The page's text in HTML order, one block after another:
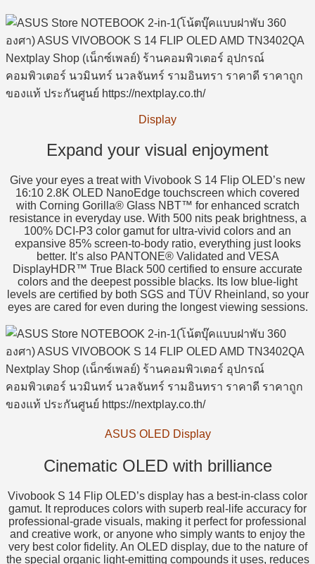
Display
Expand your visual enjoyment
Give your eyes a treat with Vivobook S 14 Flip OLED’s new
16:10 2.8K OLED NanoEdge touchscreen which covered
with Corning Gorilla® Glass NBT™ for enhanced scratch
resistance in everyday use. With 500 nits peak brightness, a
100% DCI-P3 color gamut for ultra-vivid colors and an
expansive 85% screen-to-body ratio, everything just looks
better. It’s also PANTONE® Validated and VESA
DisplayHDR™ True Black 500 certified to ensure accurate
colors and the deepest possible blacks. Its low blue-light
levels are certified by both SGS and TÜV Rheinland, so your
eyes are cared for even during the longest viewing sessions.
ASUS OLED Display
Cinematic OLED with brilliance
Vivobook S 14 Flip OLED’s display has a best-in-class color
gamut. It reproduces colors with superb real-life accuracy for
professional-grade visuals, making it perfect for professional
and creative work, or anyone who simply wants to enjoy the
very best color fidelity. An OLED display, due to the nature of
the special organic light-emitting compounds it uses, reduces